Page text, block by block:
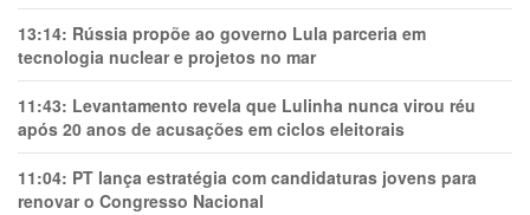
13:14: Rússia propõe ao governo Lula parceria em
tecnologia nuclear e projetos no mar
11:43: Levantamento revela que Lulinha nunca virou réu
após 20 anos de acusações em ciclos eleitorais
11:04: PT lança estratégia com candidaturas jovens para
renovar o Congresso Nacional